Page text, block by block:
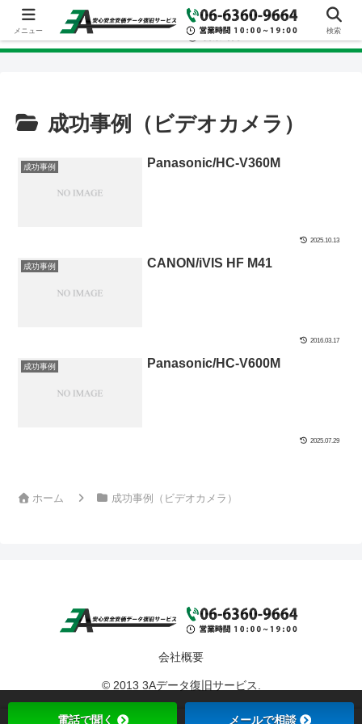
成功事例（ビデオカメラ）
成功事例 Panasonic/HC-V360M
2025.10.13
成功事例 CANON/iVIS HF M41
2016.03.17
成功事例 Panasonic/HC-V600M
2025.07.29
ホーム 成功事例（ビデオカメラ）
会社概要
© 2013 3Aデータ復旧サービス.
メニュー 検索
電話で聞く メールで相談